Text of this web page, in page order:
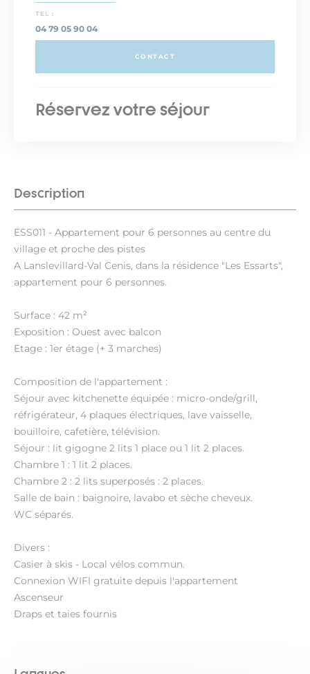
Description
ESS011 - Appartement pour 6 personnes au centre du
village et proche des pistes
A Lanslevillard-Val Cenis, dans la résidence "Les Essarts",
appartement pour 6 personnes.
Surface : 42 m²
Exposition : Ouest avec balcon
Etage : 1er étage (+ 3 marches)
Composition de l'appartement :
Séjour avec kitchenette équipée : micro-onde/grill,
réfrigérateur, 4 plaques électriques, lave vaisselle,
bouilloire, cafetière, télévision.
Séjour : lit gigogne 2 lits 1 place ou 1 lit 2 places.
Chambre 1 : 1 lit 2 places.
Chambre 2 : 2 lits superposés : 2 places.
Salle de bain : baignoire, lavabo et sèche cheveux.
WC séparés.
Divers :
Casier à skis - Local vélos commun.
Connexion WIFI gratuite depuis l'appartement
Ascenseur
Draps et taies fournis
TEL :
04 79 05 90 04
CONTACT
Réservez votre séjour